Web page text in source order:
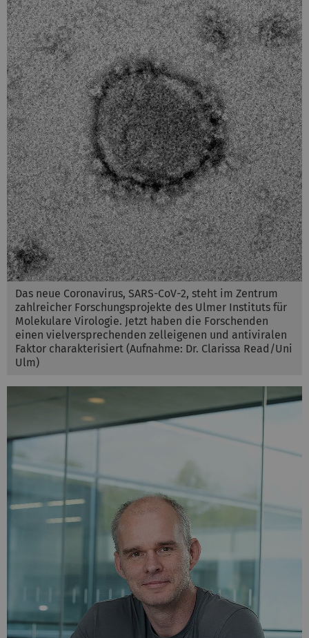
Das neue Coronavirus, SARS-CoV-2, steht im Zentrum
zahlreicher Forschungsprojekte des Ulmer Instituts für
Molekulare Virologie. Jetzt haben die Forschenden
einen vielversprechenden zelleigenen und antiviralen
Faktor charakterisiert (Aufnahme: Dr. Clarissa Read/Uni
Ulm)